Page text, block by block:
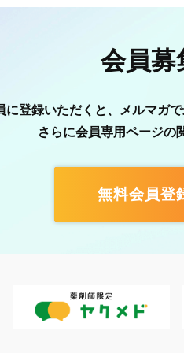
会員募
に登録いただくと、メルマガ
さらに会員専用ページの
無料会員登